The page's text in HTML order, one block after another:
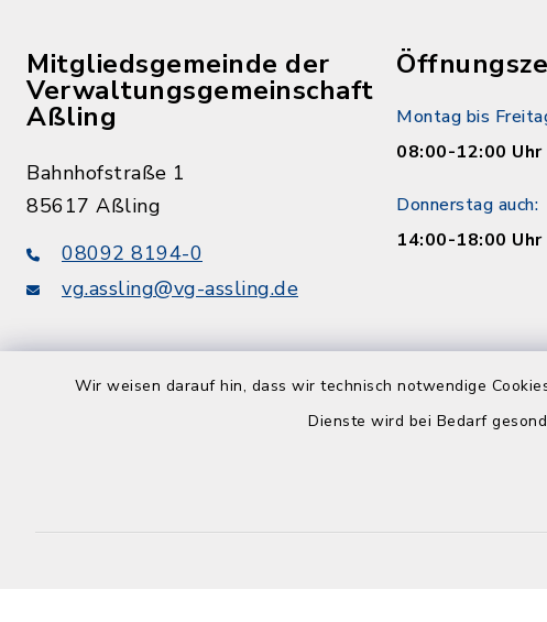
Wir weisen darauf hin, dass wir technisch notwendige
Dienste wird bei Bedarf
Mitgliedsgemeinde der
Verwaltungsgemeinschaft
Aßling
Bahnhofstraße 1
85617 Aßling
08092 8194-0
vg.assling@vg-assling.de
Montag bis
08:00-12:00 Uhr
Donnerstag auch:
14:00-18:00 Uhr